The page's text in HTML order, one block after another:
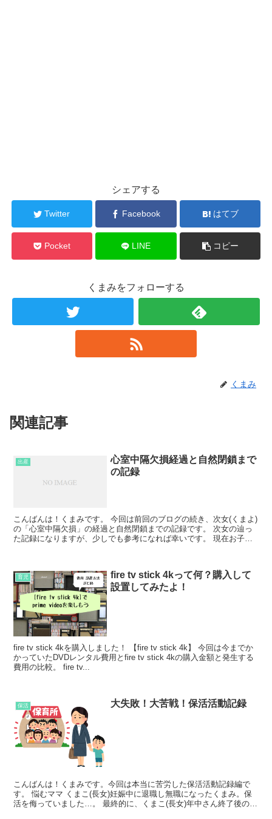
シェアする
Twitter Facebook はてブ
Pocket LINE コピー
くまみをフォローする
くまみ
関連記事
出産
心室中隔欠損経過と自然閉鎖まで
の記録
こんばんは！くまみです。 今回は前回のブログの続き、次女(くまよ)
の「心室中隔欠損」の経過と自然閉鎖までの記録です。 次女の辿っ
た記録になりますが、少しでも参考になれば幸いです。 現在お子さ
育児
fire tv stick 4kって何？購入して
設置してみたよ！
fire tv stick 4kを購入しました！ 【fire tv stick 4k】 今回は今までか
かっていたDVDレンタル費用とfire tv stick 4kの購入金額と発生する
費用の比較。 fire tv...
保活 大失敗！大苦戦！保活活動記録
こんばんは！くまみです。今回は本当に苦労した保活活動記録編で
す。 悩むママ くまこ(長女)妊娠中に退職し無職になったくまみ。保
活を侮っていました…。 最終的に、くまこ(長女)年中さん終了後の4